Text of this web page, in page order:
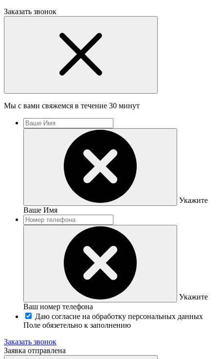
Заказать звонок
Мы с вами свяжемся в течение 30 минут
Укажите
Ваше Имя
Укажите
Ваш номер телефона
Даю согласие на обработку персональных данных
Поле обязетельно к заполнению
Заказать звонок
Заявка отправлена